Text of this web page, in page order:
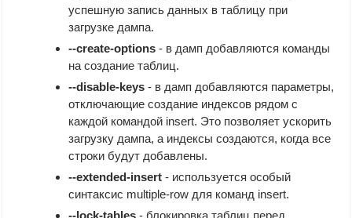
успешную запись данных в таблицу при
загрузке дампа.
--create-options- в дамп добавляются команды
на создание таблиц.
--disable-keys- в дамп добавляются параметры,
отключающие создание индексов рядом с
каждой командой insert. Это позволяет ускорить
загрузку дампа, а индексы создаются, когда все
строки будут добавлены.
--extended-insert- используется особый
синтаксис multiple-row для команд insert.
--lock-tables- блокировка таблиц перед